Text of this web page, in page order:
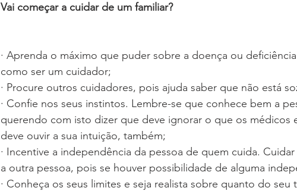
Vai começar a cuidar de um familiar?
· Aprenda o máximo que puder sobre a doença ou
como ser um cuidador;
· Procure outros cuidadores, pois ajuda saber que não está
· Confie nos seus instintos. Lembre-se que conhece bem a
querendo com isto dizer que deve ignorar o que os médicos
deve ouvir a sua intuição, também;
· Incentive a independência da pessoa de quem cuida.
a outra pessoa, pois se houver possibilidade de alguma
· Conheça os seus limites e seja realista sobre quanto do